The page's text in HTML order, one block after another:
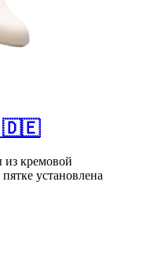
🇩🇪
из кремовой
установлена